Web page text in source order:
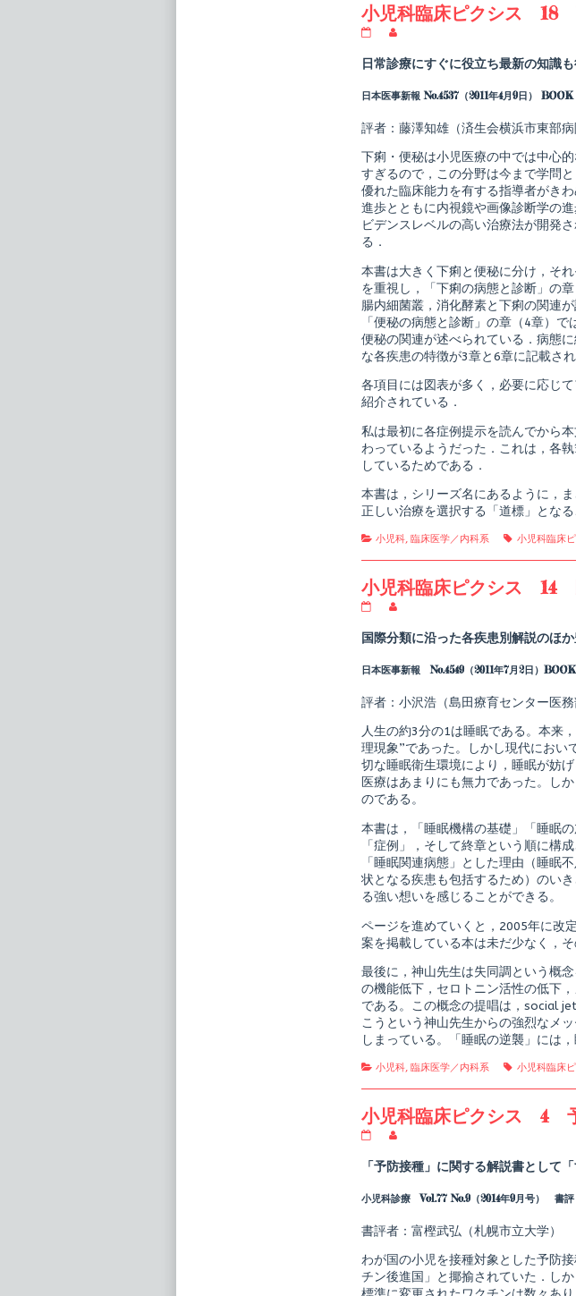
小児科臨床ピクシス 18
科
臨
ピ
シ
18
下
痢・
便
秘
published
on
posts
by
author
小
科
臨
床
ピ
ク
シ
ス
痢・
便
秘,
日常診療にすぐに役立ち最新の知識
日本医事新報 No.4537（2011年4月9日）
評者：藤澤知雄（済生会横浜市東部
下痢・便秘は小児医療の中では中心
すぎるので，この分野は今まで学問
優れた臨床能力を有する指導者がき
進歩とともに内視鏡や画像診断学の
ビデンスレベルの高い治療法が開発
る．
本書は大きく下痢と便秘に分け，そ
を重視し，「下痢の病態と診断」の
腸内細菌叢，消化酵素と下痢の関連が
「便秘の病態と診断」の章（4章）
便秘の関連が述べられている．病態
な各疾患の特徴が3章と6章に記載され
各項目には図表が多く，必要に応じ
紹介されている．
私は最初に各症例提示を読んでから
わっているようだった．これは，各
しているためである．
本書は，シリーズ名にあるように，
正しい治療を選択する「道標」となる
Categories
小児科, 臨床医学／内科系 Tags
小児科臨床
小児科臨床ピクシス 14
科
臨
ピ
シ
14
睡
眠
関
連
病
態
published
on
posts
by
author
小
科
臨
床
ピ
ク
シ
ス
14
睡
眠
関
連
病
態,
国際分類に沿った各疾患別解説のほ
日本医事新報 No.4549（2011年7月2日）
評者：小沢浩（島田療育センター医務
人生の約3分の1は睡眠である。本来
理現象”であった。しかし現代におい
切な睡眠衛生環境により，睡眠が妨
医療はあまりにも無力であった。し
のである。
本書は，「睡眠機構の基礎」「睡眠
「症例」，そして終章という順に構
「睡眠関連病態」とした理由（睡眠
状となる疾患も包括するため）のい
る強い想いを感じることができる。
ページを進めていくと，2005年に改
案を掲載している本は未だ少なく，
最後に，神山先生は失同調という概
の機能低下，セロトニン活性の低下
である。この概念の提唱は，social
こうという神山先生からの強烈なメ
しまっている。「睡眠の逆襲」には
Categories
小児科,臨床医学／内科系 Tags
小児科臨床
小児科臨床ピクシス 4
科
臨
ピ
シ
4
予
防
posts
by
author
小
科
臨
床
「予防接種」に関する解説書として
小児科診療 Vol.77 No.9（2014年9月号） 書評
書評者：富樫武弘（札幌市立大学）
わが国の小児を接種対象とした予防
チン後進国」と揶揄されていた．し